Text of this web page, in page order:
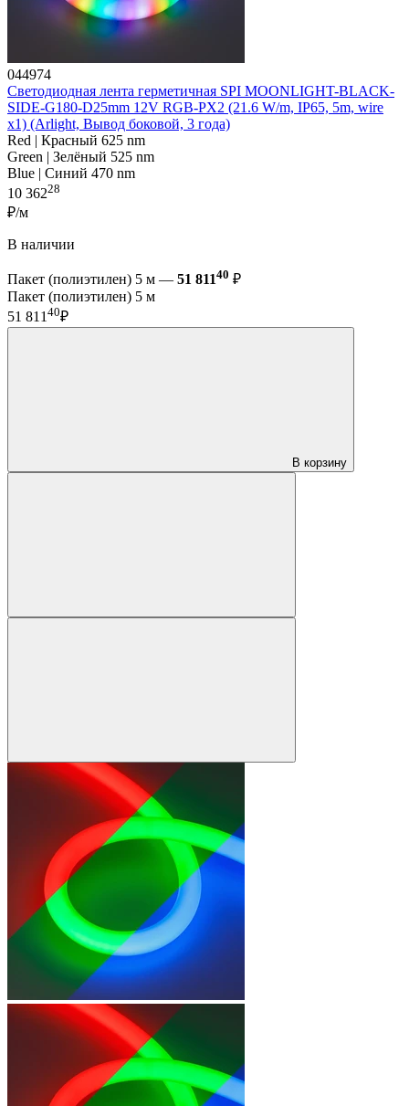
044974
Светодиодная лента герметичная SPI MOONLIGHT-BLACK-
SIDE-G180-D25mm 12V RGB-PX2 (21.6 W/m, IP65, 5m, wire
x1) (Arlight, Вывод боковой, 3 года)
Red | Красный 625 nm
Green | Зелёный 525 nm
Blue | Синий 470 nm
10 36228
₽/м
В наличии
Пакет (полиэтилен) 5 м — 51 81140 ₽
Пакет (полиэтилен) 5 м
51 81140₽
В корзину